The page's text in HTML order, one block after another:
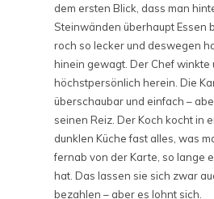
dem ersten Blick, dass man
Steinwänden überhaupt Essen
roch so lecker und deswegen
hinein gewagt. Der Chef winkte
höchstpersönlich herein. Die
überschaubar und einfach –
seinen Reiz. Der Koch kocht in
dunklen Küche fast alles, was
fernab von der Karte, so lange
hat. Das lassen sie sich zwar
bezahlen – aber es lohnt sich.